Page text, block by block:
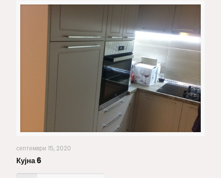
септември 15, 2020
Кујна 6